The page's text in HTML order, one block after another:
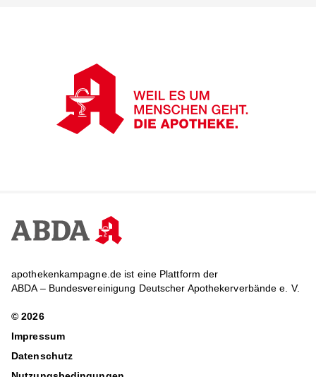
apothekenkampagne.de ist eine Plattform der
ABDA – Bundesvereinigung Deutscher Apothekerverbände e. V.
© 2026
Impressum
Datenschutz